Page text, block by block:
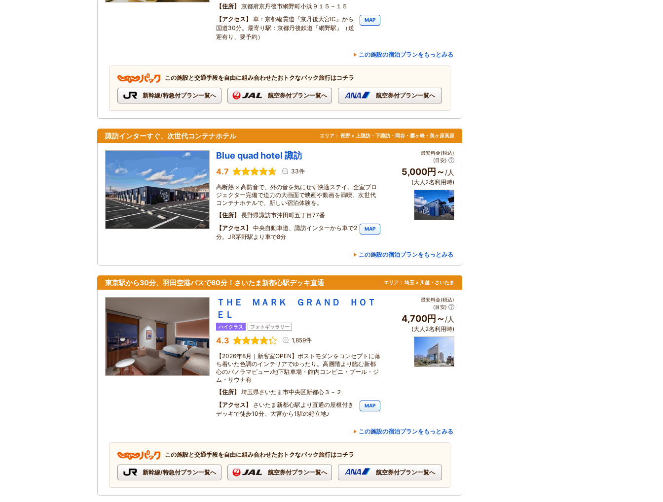
住所
京都府京丹後市網野町小浜９１５－１５
アクセス
車：京都縦貫道『京丹後大宮IC』から
国道30分。最寄り駅：京都丹後鉄道『網野駅』（送
迎有り、要予約）
MAP
この施設の宿泊プランをもっとみる
この施設と交通手段を自由に組み合わせたおトクなパック旅行はコチラ
新幹線/特急付プラン一覧へ 航空券付プラン一覧へ 航空券付プラン一覧へ
諏訪インターすぐ、次世代コンテナホテル エリア： 長野 > 上諏訪・下諏訪・岡谷・霧ヶ峰・美ヶ原高原
Blue quad hotel 諏訪
4.7 33件
高断熱 × 高防音で、外の音を気にせず快適ステイ。全室プロ
ジェクター完備で迫力の大画面で映画や動画を満喫。次世代
コンテナホテルで、新しい宿泊体験を。
住所
長野県諏訪市沖田町五丁目77番
アクセス
中央自動車道、諏訪インターから車で2
分。JR茅野駅より車で8分
MAP
最安料金(税込)
(目安)
5,000円～ /人
(大人2名利用時)
この施設の宿泊プランをもっとみる
東京駅から30分、羽田空港バスで60分！さいたま新都心駅デッキ直通 エリア： 埼玉 > 川越・さいたま
ＴＨＥ ＭＡＲＫ ＧＲＡＮＤ ＨＯＴ
ＥＬ
ハイクラス フォトギャラリー
4.3 1,859件
【2026年8月｜新客室OPEN】ポストモダンをコンセプトに落
ち着いた色調のインテリアでゆったり。高層階より臨む新都
心のパノラマビュー♪地下駐車場・館内コンビニ・プール・ジ
ム・サウナ有
住所
埼玉県さいたま市中央区新都心３－２
アクセス
さいたま新都心駅より直通の屋根付き
デッキで徒歩10分、大宮から1駅の好立地♪
MAP
最安料金(税込)
(目安)
4,700円～ /人
(大人2名利用時)
この施設の宿泊プランをもっとみる
この施設と交通手段を自由に組み合わせたおトクなパック旅行はコチラ
新幹線/特急付プラン一覧へ 航空券付プラン一覧へ 航空券付プラン一覧へ